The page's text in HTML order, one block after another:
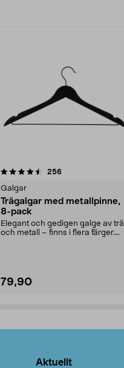
256recensioner
Galgar
Trägalgar med metallpinne,
8-pack
Elegant och gedigen galge av trä
och metall – finns i flera färger.
79,90
4.0av 5 stjärnor
Aktuellt